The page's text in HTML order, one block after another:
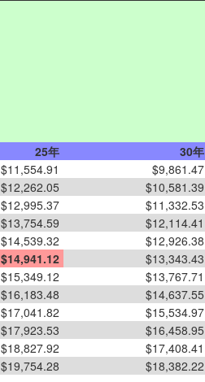
25年 30年
$11,554.91 $9,861.47
$12,262.05 $10,581.39
$12,995.37 $11,332.53
$13,754.59 $12,114.41
$14,539.32 $12,926.38
$14,941.12 $13,343.43
$15,349.12 $13,767.71
$16,183.48 $14,637.55
$17,041.82 $15,534.97
$17,923.53 $16,458.95
$18,827.92 $17,408.41
$19,754.28 $18,382.22